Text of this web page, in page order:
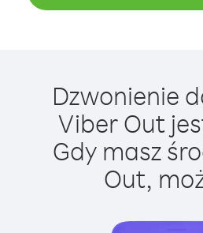
Dzwonienie
Viber Out
Gdy masz
Out,